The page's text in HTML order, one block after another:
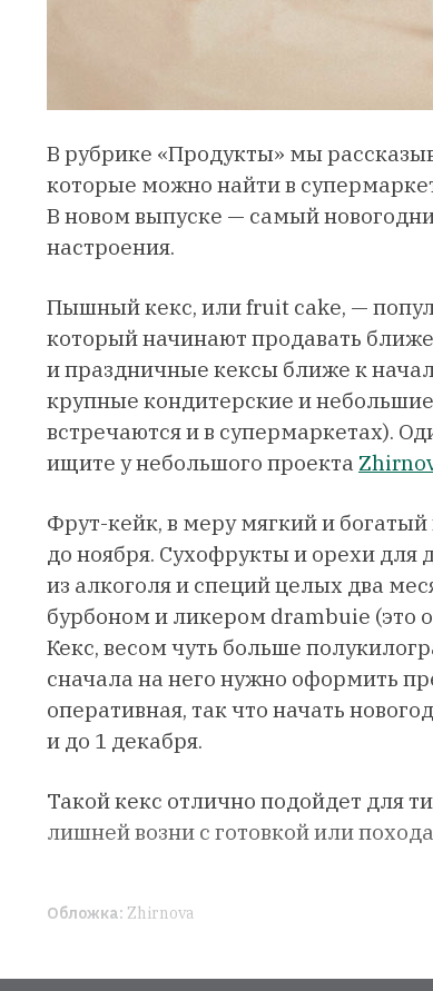
В рубрике «Продукты» мы
которые можно найти в
В новом выпуске — самый
настроения.
Пышный кекс, или fruit cake, —
который начинают продавать
и праздничные кексы ближе к
крупные кондитерские и
встречаются и в супермаркетах).
ищите у небольшого проекта
Фрут-кейк, в меру мягкий и
до ноября. Сухофрукты и орехи для
из алкоголя и специй целых два
бурбоном и ликером drambuie (это
Кекс, весом чуть больше
сначала на него нужно оформить
оперативная, так что начать
и до 1 декабря.
Такой кекс отлично подойдет для
лишней возни с готовкой или похода
Обложка: Zhirnova